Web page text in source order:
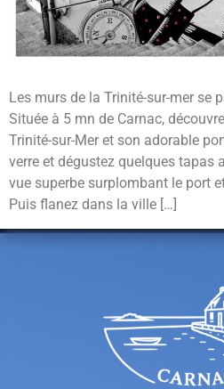
Les murs de la Trinité-sur-mer se
Située à 5 mn de Carnac,
Trinité-sur-Mer et son adorable
verre et dégustez quelques tapas
vue superbe surplombant le port
Puis flanez dans la ville […]